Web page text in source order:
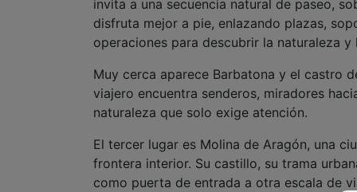
invita a una secuencia natural de paseo,
disfruta mejor a pie, enlazando plazas,
operaciones para descubrir la naturaleza
Muy cerca aparece Barbatona y el castro
viajero encuentra senderos, miradores
naturaleza que solo exige atención.
El tercer lugar es Molina de Aragón, una
frontera interior. Su castillo, su trama
como puerta de entrada a otra escala de